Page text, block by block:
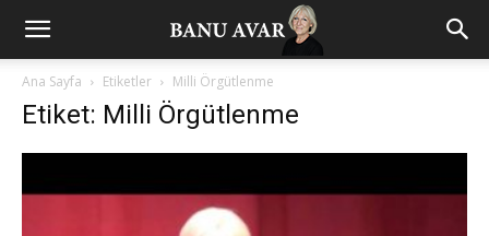
Ana Sayfa Etiketler Milli Örgütlenme
Etiket: Milli Örgütlenme